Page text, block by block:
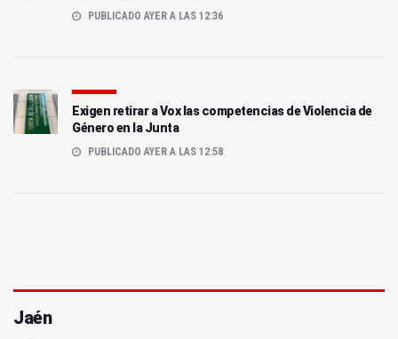
PUBLICADO AYER A LAS 12:36
Exigen retirar a Vox las competencias de Violencia de
Género en la Junta
PUBLICADO AYER A LAS 12:58
Jaén